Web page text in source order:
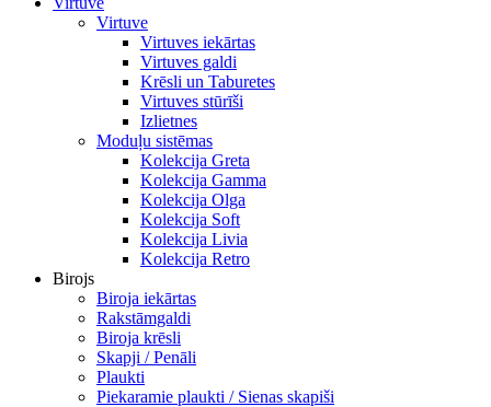
Virtuve
Virtuves iekārtas
Virtuves galdi
Krēsli un Taburetes
Virtuves stūrīši
Izlietnes
Moduļu sistēmas
Kolekcija Greta
Kolekcija Gamma
Kolekcija Olga
Kolekcija Soft
Kolekcija Livia
Kolekcija Retro
Birojs
Biroja iekārtas
Rakstāmgaldi
Biroja krēsli
Skapji / Penāli
Plaukti
Piekaramie plaukti / Sienas skapiši